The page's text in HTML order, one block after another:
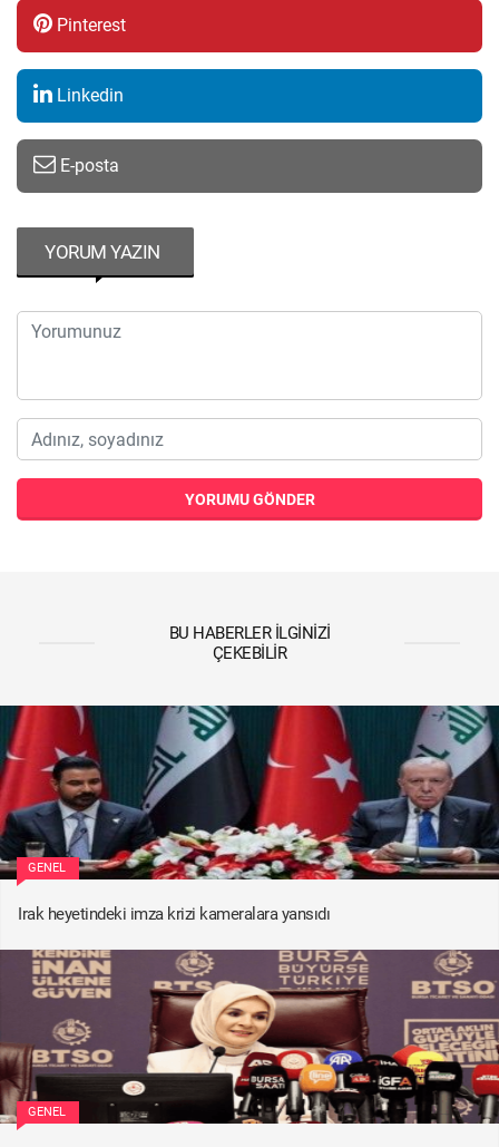
Pinterest
Linkedin
E-posta
YORUM YAZIN
YORUMU GÖNDER
BU HABERLER İLGINIZI
ÇEKEBILIR
GENEL
Irak heyetindeki imza krizi kameralara yansıdı
GENEL